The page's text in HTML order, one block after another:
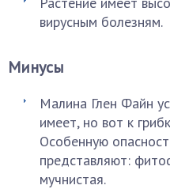
вирусным болезням.
Минусы
Малина Глен Файн
имеет, но вот к
Особенную
представляют:
мучнистая.